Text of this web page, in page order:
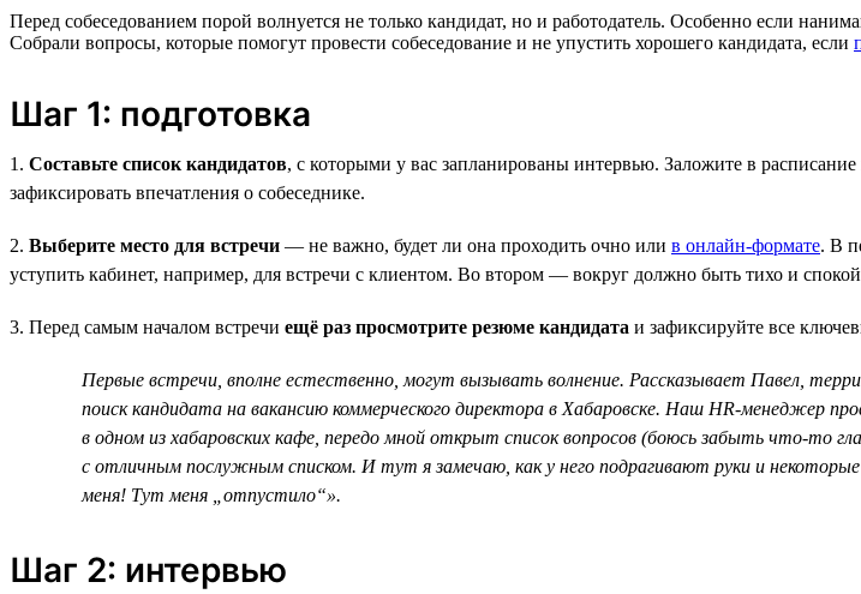
Перед собеседованием порой волнуется не только кандидат, но и работодатель. Особенно если
Собрали вопросы, которые помогут провести собеседование и не упустить хорошего кандидата, если
Шаг 1: подготовка
1. Составьте список кандидатов, с которыми у вас запланированы интервью. Заложите в
зафиксировать впечатления о собеседнике.
2. Выберите место для встречи — не важно, будет ли она проходить очно или в онлайн-формате. В
уступить кабинет, например, для встречи с клиентом. Во втором — вокруг должно быть тихо и
3. Перед самым началом встречи ещё раз просмотрите резюме кандидата и зафиксируйте все
Первые встречи, вполне естественно, могут вызывать волнение. Рассказывает Павел,
поиск кандидата на вакансию коммерческого директора в Хабаровске. Наш HR-менеджер
в одном из хабаровских кафе, передо мной открыт список вопросов (боюсь забыть что-
с отличным послужным списком. И тут я замечаю, как у него подрагивают руки и
меня! Тут меня „отпустило“».
Шаг 2: интервью